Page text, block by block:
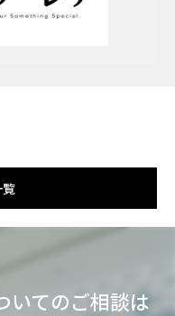
いてのご相談は